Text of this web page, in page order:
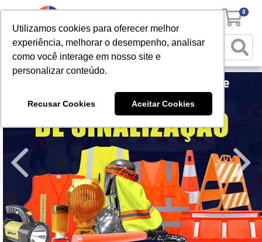
Utilizamos cookies para oferecer melhor
experiência, melhorar o desempenho, analisar
como você interage em nosso site e
personalizar conteúdo.
Recusar Cookies Aceitar Cookies
0